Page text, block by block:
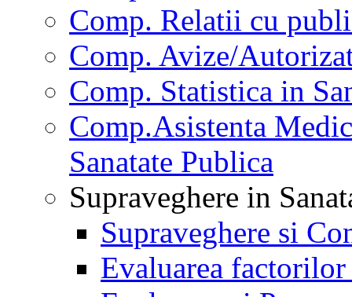
Comp. Relatii cu
Comp. Avize/
Comp. Statistica in
Comp.Asistenta
Sanatate Publica
Supraveghere in
Supraveghere si
Evaluarea